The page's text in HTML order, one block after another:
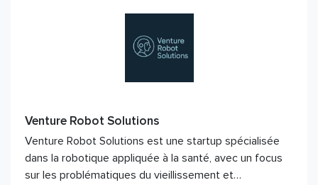
Venture Robot Solutions
Venture Robot Solutions est une startup spécialisée
dans la robotique appliquée à la santé, avec un focus
sur les problématiques du vieillissement et…